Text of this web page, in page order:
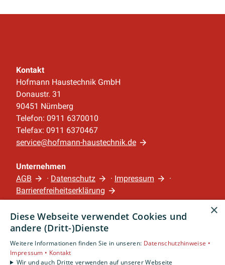
Kontakt
Hofmann Haustechnik GmbH
Donaustr. 31
90451 Nürnberg
Telefon: 0911 6370010
Telefax: 0911 6370467
service@hofmann-haustechnik.de
Unternehmen
AGB
· Datenschutz · Impressum
·
Barrierefreiheitserklärung
Leistungen
Privatkunden
Gewerbekunden
Karriere
×
Diese Webseite verwendet Cookies und
andere (Dritt-)Dienste
Weitere Informationen finden Sie in unseren: Datenschutzhinweise •
Impressum • Kontakt
Wir und auch Dritte verwenden auf unserer Webseite